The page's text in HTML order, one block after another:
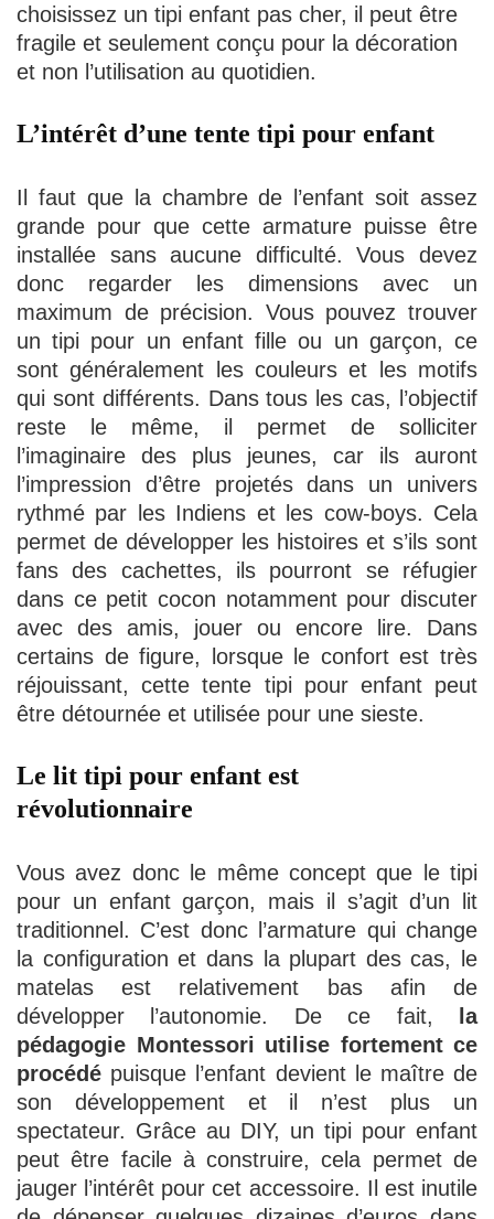
choisissez un tipi enfant pas cher, il peut être
fragile et seulement conçu pour la décoration
et non l’utilisation au quotidien.
L’intérêt d’une tente tipi pour enfant
Il faut que la chambre de l’enfant soit assez
grande pour que cette armature puisse être
installée sans aucune difficulté. Vous devez
donc regarder les dimensions avec un
maximum de précision. Vous pouvez trouver
un tipi pour un enfant fille ou un garçon, ce
sont généralement les couleurs et les motifs
qui sont différents. Dans tous les cas, l’objectif
reste le même, il permet de solliciter
l’imaginaire des plus jeunes, car ils auront
l’impression d’être projetés dans un univers
rythmé par les Indiens et les cow-boys. Cela
permet de développer les histoires et s’ils sont
fans des cachettes, ils pourront se réfugier
dans ce petit cocon notamment pour discuter
avec des amis, jouer ou encore lire. Dans
certains de figure, lorsque le confort est très
réjouissant, cette tente tipi pour enfant peut
être détournée et utilisée pour une sieste.
Le lit tipi pour enfant est
révolutionnaire
Vous avez donc le même concept que le tipi
pour un enfant garçon, mais il s’agit d’un lit
traditionnel. C’est donc l’armature qui change
la configuration et dans la plupart des cas, le
matelas est relativement bas afin de
développer l’autonomie. De ce fait, la
pédagogie Montessori utilise fortement ce
procédé puisque l’enfant devient le maître de
son développement et il n’est plus un
spectateur. Grâce au DIY, un tipi pour enfant
peut être facile à construire, cela permet de
jauger l’intérêt pour cet accessoire. Il est inutile